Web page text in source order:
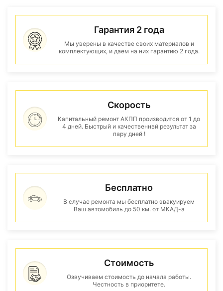
Гарантия 2 года
Мы уверены в качестве своих материалов и
комплектующих, и даем на них гарантию 2 года.
Скорость
Капитальный ремонт АКПП производится от 1 до
4 дней. Быстрый и качественнвй результат за
пару дней !
Бесплатно
В случае ремонта мы бесплатно эвакуируем
Ваш автомобиль до 50 км. от МКАД-а
Стоимость
Озвучиваем стоимость до начала работы.
Честность в приоритете.